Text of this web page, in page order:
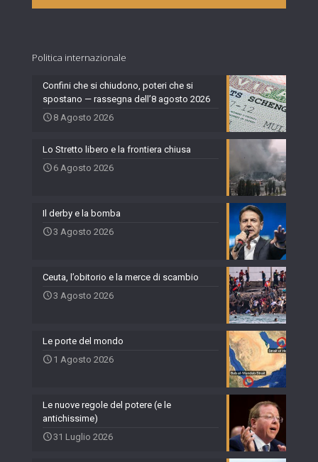
Politica internazionale
Confini che si chiudono, poteri che si
spostano — rassegna dell’8 agosto 2026
8 Agosto 2026
Lo Stretto libero e la frontiera chiusa
6 Agosto 2026
Il derby e la bomba
3 Agosto 2026
Ceuta, l’obitorio e la merce di scambio
3 Agosto 2026
Le porte del mondo
1 Agosto 2026
Le nuove regole del potere (e le
antichissime)
31 Luglio 2026